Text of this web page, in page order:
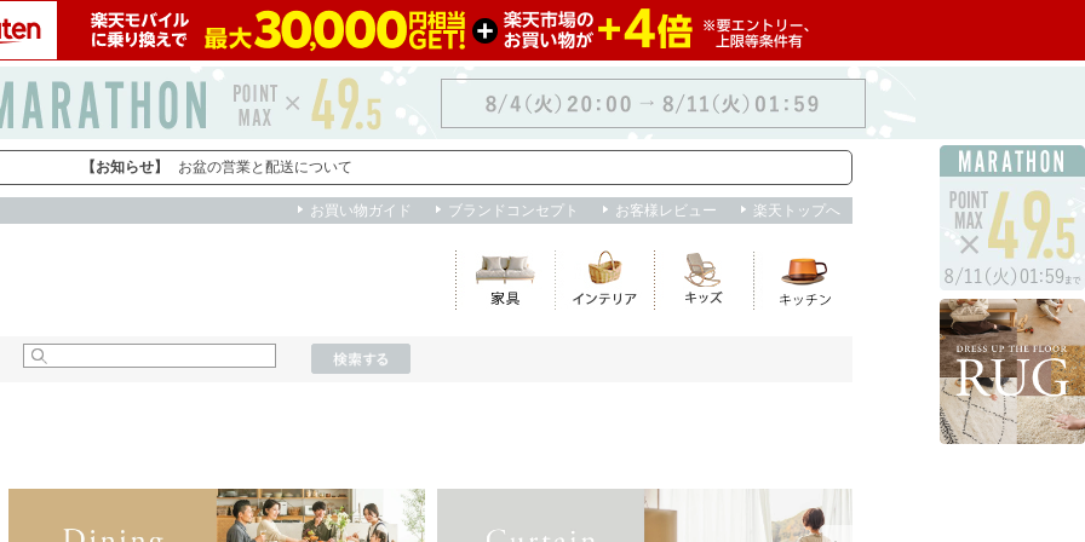
買い物かご お知らせ myクーポン 閲覧履歴 お気に入り 購入履歴
ヘルプ/不適切な商品を報告